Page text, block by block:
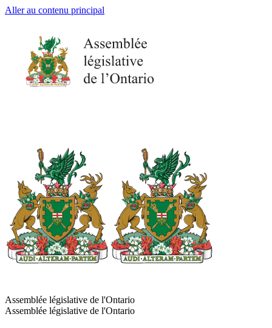
Aller au contenu principal
Assemblée législative de l'Ontario
Assemblée législative de l'Ontario